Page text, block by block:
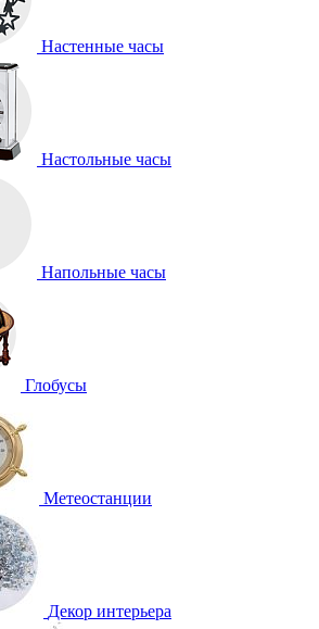
Настенные часы
Настольные часы
Напольные часы
Глобусы
Метеостанции
Декор интерьера